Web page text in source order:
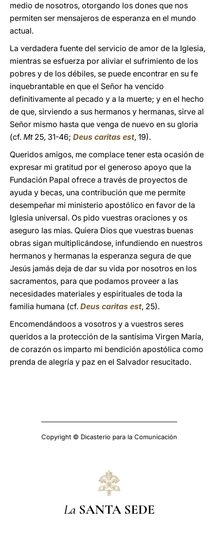
medio de nosotros, otorgando los dones que nos
permiten ser mensajeros de esperanza en el mundo
actual.
La verdadera fuente del servicio de amor de la Iglesia,
mientras se esfuerza por aliviar el sufrimiento de los
pobres y de los débiles, se puede encontrar en su fe
inquebrantable en que el Señor ha vencido
definitivamente al pecado y a la muerte; y en el hecho
de que, sirviendo a sus hermanos y hermanas, sirve al
Señor mismo hasta que venga de nuevo en su gloria
(cf. Mt25, 31-46; Deus caritas est, 19).
Queridos amigos, me complace tener esta ocasión de
expresar mi gratitud por el generoso apoyo que la
Fundación Papal ofrece a través de proyectos de
ayuda y becas, una contribución que me permite
desempeñar mi ministerio apostólico en favor de la
Iglesia universal. Os pido vuestras oraciones y os
aseguro las mías. Quiera Dios que vuestras buenas
obras sigan multiplicándose, infundiendo en nuestros
hermanos y hermanas la esperanza segura de que
Jesús jamás deja de dar su vida por nosotros en los
sacramentos, para que podamos proveer a las
necesidades materiales y espirituales de toda la
familia humana (cf. Deus caritas est, 25).
Encomendándoos a vosotros y a vuestros seres
queridos a la protección de la santísima Virgen María,
de corazón os imparto mi bendición apostólica como
prenda de alegría y paz en el Salvador resucitado.
Copyright © Dicasterio para la Comunicación
La SANTA SEDE